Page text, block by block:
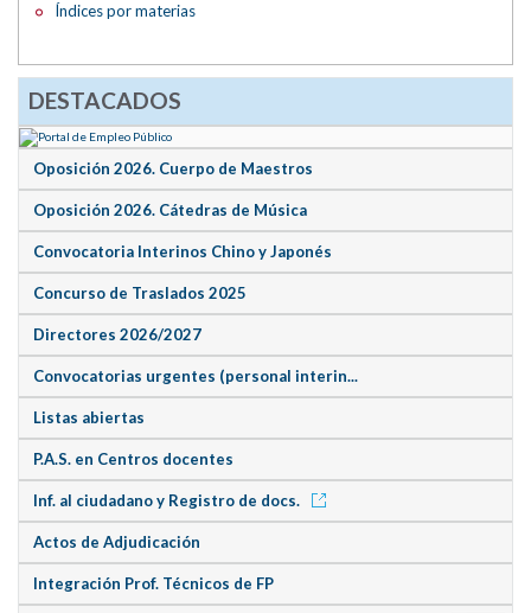
Índices por materias
DESTACADOS
Oposición 2026. Cuerpo de Maestros
Oposición 2026. Cátedras de Música
Convocatoria Interinos Chino y Japonés
Concurso de Traslados 2025
Directores 2026/2027
Convocatorias urgentes (personal interin...
Listas abiertas
P.A.S. en Centros docentes
Inf. al ciudadano y Registro de docs.
Actos de Adjudicación
Integración Prof. Técnicos de FP